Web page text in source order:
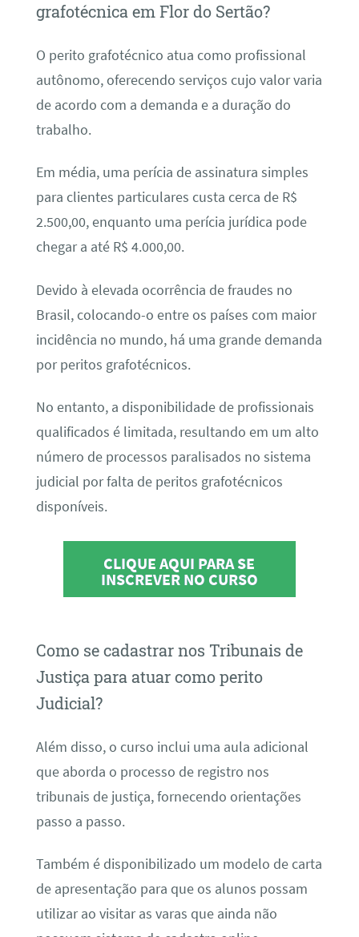
grafotécnica em Flor do Sertão?
O perito grafotécnico atua como profissional
autônomo, oferecendo serviços cujo valor varia
de acordo com a demanda e a duração do
trabalho.
Em média, uma perícia de assinatura simples
para clientes particulares custa cerca de R$
2.500,00, enquanto uma perícia jurídica pode
chegar a até R$ 4.000,00.
Devido à elevada ocorrência de fraudes no
Brasil, colocando-o entre os países com maior
incidência no mundo, há uma grande demanda
por peritos grafotécnicos.
No entanto, a disponibilidade de profissionais
qualificados é limitada, resultando em um alto
número de processos paralisados no sistema
judicial por falta de peritos grafotécnicos
disponíveis.
CLIQUE AQUI PARA SE
INSCREVER NO CURSO
Como se cadastrar nos Tribunais de
Justiça para atuar como perito
Judicial?
Além disso, o curso inclui uma aula adicional
que aborda o processo de registro nos
tribunais de justiça, fornecendo orientações
passo a passo.
Também é disponibilizado um modelo de carta
de apresentação para que os alunos possam
utilizar ao visitar as varas que ainda não